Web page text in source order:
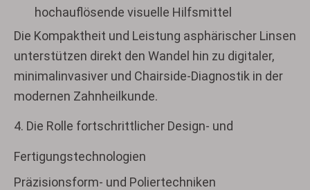
hochauflösende visuelle Hilfsmittel
Die Kompaktheit und Leistung asphärischer Linsen
unterstützen direkt den Wandel hin zu digitaler,
minimalinvasiver und Chairside-Diagnostik in der
modernen Zahnheilkunde.
4. Die Rolle fortschrittlicher Design- und
Fertigungstechnologien
Präzisionsform- und Poliertechniken